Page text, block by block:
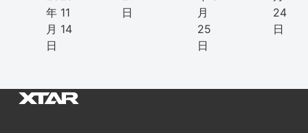
年 11
月 14
日
日
月
25
日
24
日